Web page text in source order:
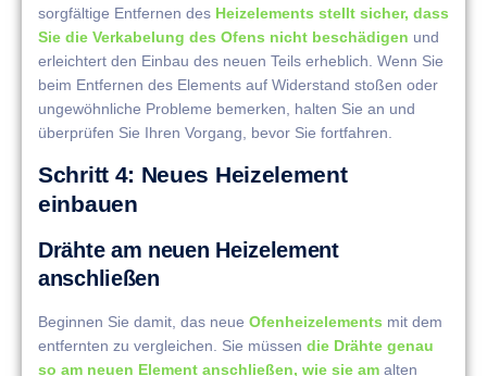
sorgfältige Entfernen des Heizelements stellt sicher, dass
Sie die Verkabelung des Ofens nicht beschädigen und
erleichtert den Einbau des neuen Teils erheblich. Wenn Sie
beim Entfernen des Elements auf Widerstand stoßen oder
ungewöhnliche Probleme bemerken, halten Sie an und
überprüfen Sie Ihren Vorgang, bevor Sie fortfahren.
Schritt 4: Neues Heizelement
einbauen
Drähte am neuen Heizelement
anschließen
Beginnen Sie damit, das neue Ofenheizelements mit dem
entfernten zu vergleichen. Sie müssen die Drähte genau
so am neuen Element anschließen, wie sie am alten